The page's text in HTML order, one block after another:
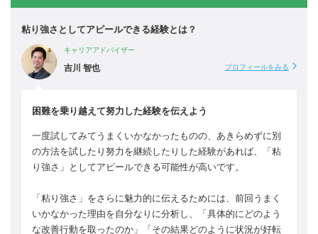
粘り強さとしてアピールできる経験とは？
キャリアアドバイザー
吉川 智也 プロフィールをみる
困難を乗り越えて努力した経験を伝えよう
一度試してみてうまくいかなかったものの、あきらめずに別
の方法を試したり努力を継続したりした経験があれば、「粘
り強さ」としてアピールできる可能性が高いです。
「粘り強さ」をさらに魅力的に伝えるためには、前回うまく
いかなかった理由を自分なりに分析し、「具体的にどのよう
な改善行動を取ったのか」「その結果どのように状況が好転